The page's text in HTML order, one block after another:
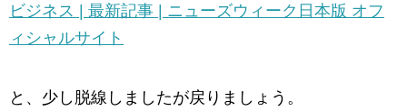
ビジネス | 最新記事 | ニューズウィーク日本版 オフ
ィシャルサイト
と、少し脱線しましたが戻りましょう。